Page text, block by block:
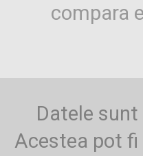
compara
Datele
Acestea pot